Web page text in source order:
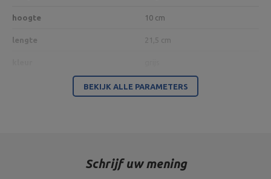
hoogte 10 cm
lengte 21,5 cm
MARBO Ulikowski
Je e-mailadres:
BEKIJK ALLE PARAMETERS
Schrijf uw mening